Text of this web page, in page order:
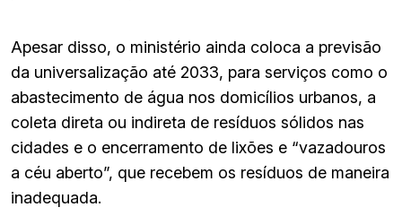
Apesar disso, o ministério ainda coloca a previsão
da universalização até 2033, para serviços como o
abastecimento de água nos domicílios urbanos, a
coleta direta ou indireta de resíduos sólidos nas
cidades e o encerramento de lixões e “vazadouros
a céu aberto”, que recebem os resíduos de maneira
inadequada.